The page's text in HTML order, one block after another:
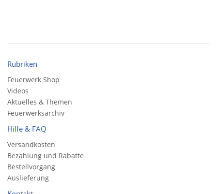
Rubriken
Feuerwerk Shop
Videos
Aktuelles & Themen
Feuerwerksarchiv
Hilfe & FAQ
Versandkosten
Bezahlung und Rabatte
Bestellvorgang
Auslieferung